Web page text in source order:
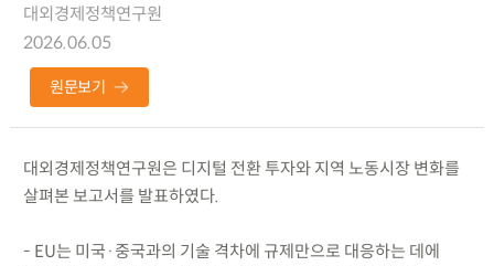
대외경제정책연구원
2026.06.05
원문보기
대외경제정책연구원은 디지털 전환 투자와 지역 노동시장 변화를
살펴본 보고서를 발표하였다.
- EU는 미국·중국과의 기술 격차에 규제만으로 대응하는 데에